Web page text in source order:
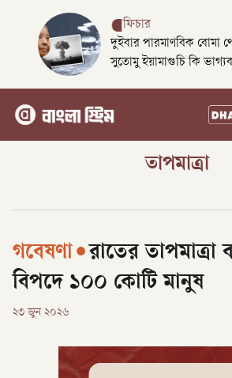
ফিচার
দুইবার পারমাণবিক বোমা
সুতোমু ইয়ামাগুচি কি
তাপমাত্রা
গবেষণা•রাতের তাপমাত্রা
বিপদে ১০০ কোটি মানুষ
২৩ জুন ২০২৬